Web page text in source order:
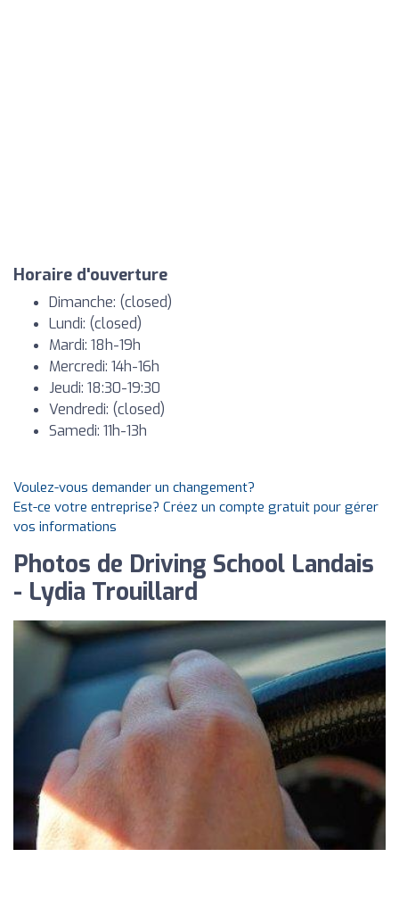
Horaire d'ouverture
Dimanche: (closed)
Lundi: (closed)
Mardi: 18h-19h
Mercredi: 14h-16h
Jeudi: 18:30-19:30
Vendredi: (closed)
Samedi: 11h-13h
Voulez-vous demander un changement?
Est-ce votre entreprise? Créez un compte gratuit pour gérer
vos informations
Photos de Driving School Landais
- Lydia Trouillard